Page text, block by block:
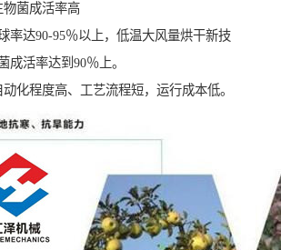
物菌成活率高
率达90-95％以上，低温大风量烘干新技
成活率达到90％上。
化程度高、工艺流程短，运行成本低。